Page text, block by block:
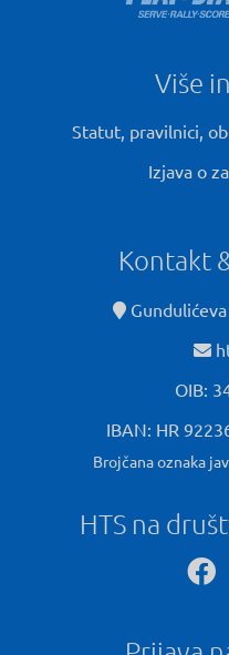
Više
Statut, pravilnici,
Izjava o
Kontakt
OIB:
IBAN: HR
Brojčana oznaka
HTS na